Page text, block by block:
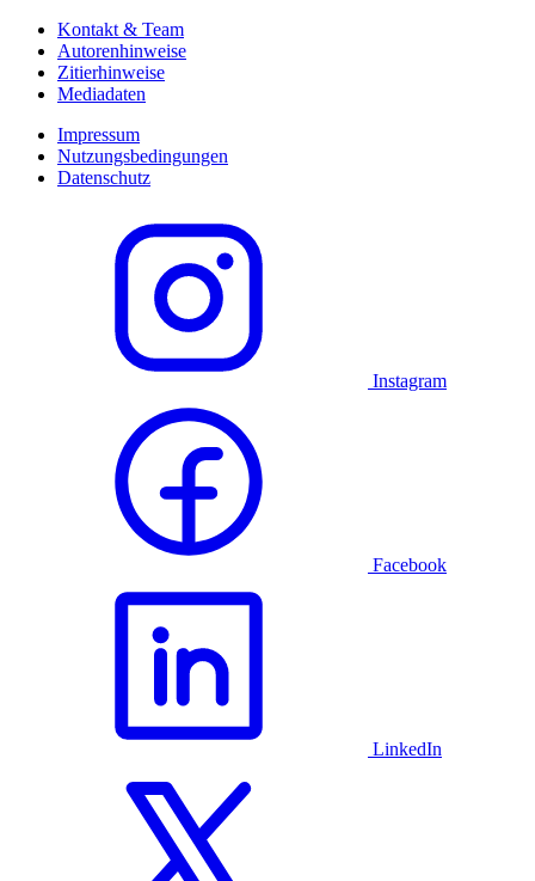
Kontakt & Team
Autorenhinweise
Zitierhinweise
Mediadaten
Impressum
Nutzungsbedingungen
Datenschutz
Instagram
Facebook
LinkedIn